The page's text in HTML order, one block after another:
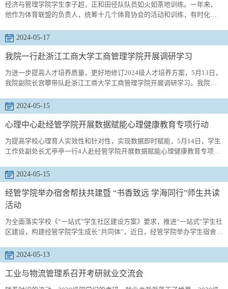
经济与管理学院学生李子超，正和田径队队员如火如荼地训练。一年来，
他作为体育联盟的负责人，统筹十几个体育协会的活动和训练，有时化身
障。像这样的热闹场景每天都在发生，像这样因体育而获益的学生正在不
断涌现。今年以来，作为首个获批学校体育综合改革特色育人试点的院级
单位，经济与管理学院凸显“体育+思政”特色，深化以体铸魂的价值引领，
2024-05-17
我院一行赴浙江工商大学工商管理学院开展调研学习
为进一步提高人才培养质量，更好地修订2024级人才培养方案，5月13日，
我院副院长宫攀带队赴浙江工商大学工商管理学院开展调研学习。我院工
理学院副院长岑杰、工商管理系主任尚荣、副主任叶燕华、市场营销系主
任王雅娟等骨干教师参加了调研与座谈交流。首先，岑院长介绍了工商管
理学院在课程内容数字化、教学方法现代化以及产学研结合等方面的实践
2024-05-15
心理中心赴经管学院开展数据赋能心理健康教育专项行动
为提高学校心理育人实效性和针对性，实现数据即时赋能，5月14日，学生
工作处副处长尤亭亭一行4人赴经管学院开展数据赋能心理健康教育专项行
咨询中心主任李海玲、心理教师李慧、张岍，以及学院各系主任、全体辅
导员参加会议。会议由党委副书记兼副院长牛宝卫主持。李勋来代表学院
向尤亭亭一行表示感谢，同时对学生处心理中心一直以来对学院学生工作
和心理健康...
2024-05-15
经管学院举办宿舍帮扶共建暨 “书香致远 学海同行”师生共读
活动
为全面落实学校《“一站式”学生社区建设方案》要求，推进“一站式”学生社
区建设，构建经管学院学生成长“共同体”，近日，经管学院举办学生宿舍帮
宝卫、团委书记付继航及各年级辅导员老师、学生骨干代表参与活动。此
次活动在学生骨干帮扶宿舍进行，师生畅聊学习学业、生涯发展、生活服
务等问题，学生骨干从自身成长经历和经验出发，耐心地为宿舍成员一...
2024-05-13
工业与物流管理系召开考研就业交流会